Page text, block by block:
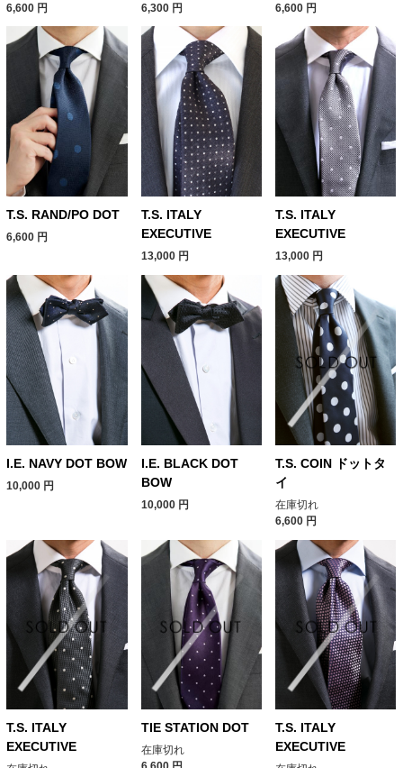
6,600 円 6,300 円 6,600 円
T.S. RAND/PO DOT
6,600 円
T.S. ITALY
EXECUTIVE
13,000 円
T.S. ITALY
EXECUTIVE
13,000 円
I.E. NAVY DOT BOW
10,000 円
I.E. BLACK DOT
BOW
10,000 円
T.S. COIN ドットタ
イ
在庫切れ
6,600 円
T.S. ITALY
EXECUTIVE
TIE STATION DOT
在庫切れ
T.S. ITALY
EXECUTIVE